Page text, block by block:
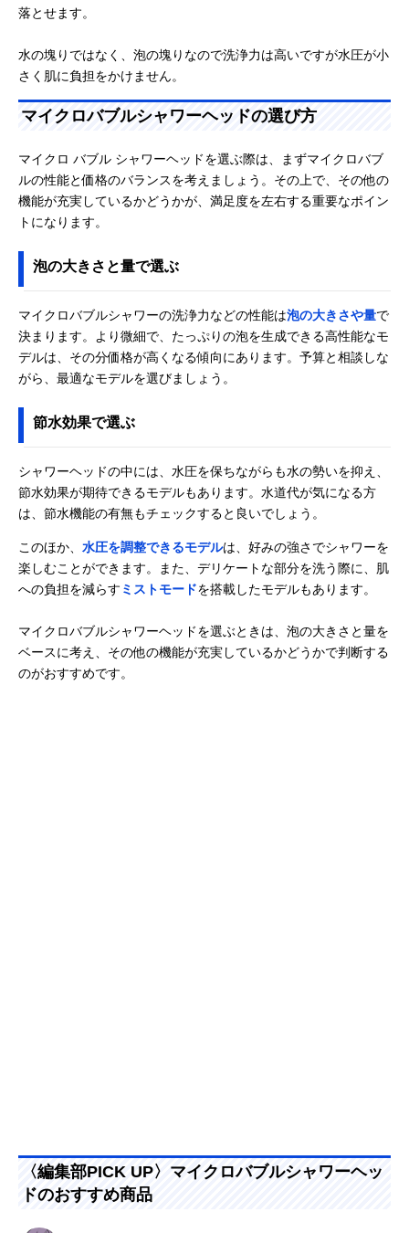
落とせます。
水の塊りではなく、泡の塊りなので洗浄力は高いですが水圧が小
さく肌に負担をかけません。
マイクロバブルシャワーヘッドの選び方
マイクロ バブル シャワーヘッドを選ぶ際は、まずマイクロバブ
ルの性能と価格のバランスを考えましょう。その上で、その他の
機能が充実しているかどうかが、満足度を左右する重要なポイン
トになります。
泡の大きさと量で選ぶ
マイクロバブルシャワーの洗浄力などの性能は泡の大きさや量で
決まります。より微細で、たっぷりの泡を生成できる高性能なモ
デルは、その分価格が高くなる傾向にあります。予算と相談しな
がら、最適なモデルを選びましょう。
節水効果で選ぶ
シャワーヘッドの中には、水圧を保ちながらも水の勢いを抑え、
節水効果が期待できるモデルもあります。水道代が気になる方
は、節水機能の有無もチェックすると良いでしょう。
このほか、 水圧を調整できるモデルは、好みの強さでシャワーを
楽しむことができます。また、デリケートな部分を洗う際に、肌
への負担を減らす ミストモードを搭載したモデルもあります。
マイクロバブルシャワーヘッドを選ぶときは、泡の大きさと量を
ベースに考え、その他の機能が充実しているかどうかで判断する
のがおすすめです。
〈編集部PICK UP〉マイクロバブルシャワーヘッ
ドのおすすめ商品